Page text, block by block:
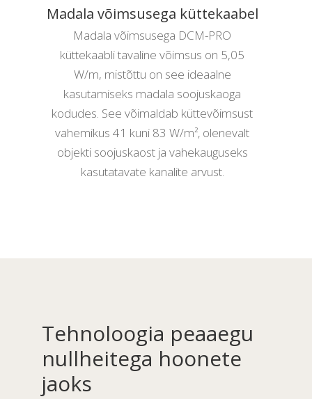
Madala võimsusega küttekaabel
Madala võimsusega DCM-PRO
küttekaabli tavaline võimsus on 5,05
W/m, mistõttu on see ideaalne
kasutamiseks madala soojuskaoga
kodudes. See võimaldab küttevõimsust
vahemikus 41 kuni 83 W/m², olenevalt
objekti soojuskaost ja vahekauguseks
kasutatavate kanalite arvust.
Tehnoloogia peaaegu
nullheitega hoonete
jaoks